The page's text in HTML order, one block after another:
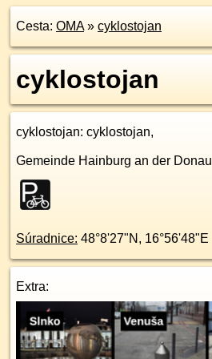
Cesta: OMA» cyklostojan
cyklostojan
cyklostojan: cyklostojan,
Gemeinde Hainburg an der Donau
Súradnice: 48°8'27"N , 16°56'48"E
Extra: